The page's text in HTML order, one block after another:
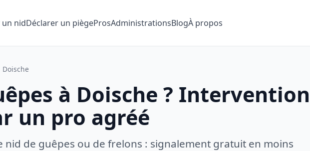
un nidDéclarer un piègeProsAdministrationsBlogÀ propos
Doische
à Doische ? Intervention
un pro agréé
nid de guêpes ou de frelons : signalement gratuit en moins